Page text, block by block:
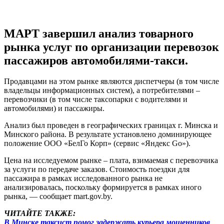
МАРТ завершил анализ товарного
рынка услуг по организации перевозок
пассажиров автомобилями-такси.
Продавцами на этом рынке являются диспетчеры (в том числе
владельцы информационных систем), а потребителями –
перевозчики (в том числе таксопарки с водителями и
автомобилями) и пассажиры.
Анализ был проведен в географических границах г. Минска и
Минского района. В результате установлено доминирующее
положение ООО «БелГо Корп» (сервис «Яндекс Go»).
Цена на исследуемом рынке – плата, взимаемая с перевозчика
за услуги по передаче заказов. Стоимость поездки для
пассажира в рамках исследованного рынка не
анализировалась, поскольку формируется в рамках иного
рынка, — сообщает mart.gov.by.
ЧИТАЙТЕ ТАКЖЕ: